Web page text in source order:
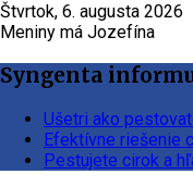
Štvrtok, 6. augusta 2026
Meniny má Jozefína
Syngenta
Ušetri ako
Efektívne riešenie
Pestujete cirok a